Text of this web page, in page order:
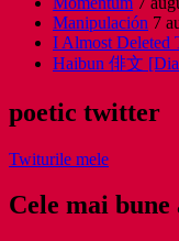
Manipulación 7
I Almost Deleted
Haibun 俳文
poetic twitter
Twiturile mele
Cele mai